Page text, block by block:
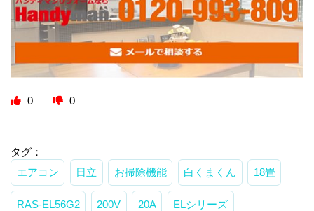
0 0
タグ：
エアコン
日立 お掃除機能 白くまくん 18畳
RAS-EL56G2 200V 20A ELシリーズ